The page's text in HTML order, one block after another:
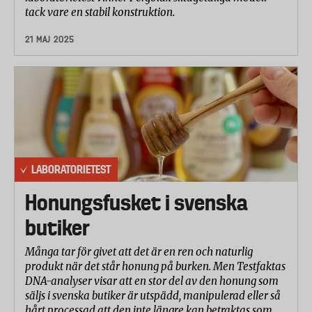
tack vare en stabil konstruktion.
21 MAJ 2025
LABORATORIETEST
Honungsfusket i svenska
butiker
Många tar för givet att det är en ren och naturlig
produkt när det står honung på burken. Men Testfaktas
DNA-analyser visar att en stor del av den honung som
säljs i svenska butiker är utspädd, manipulerad eller så